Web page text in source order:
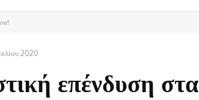
2020
επένδυση